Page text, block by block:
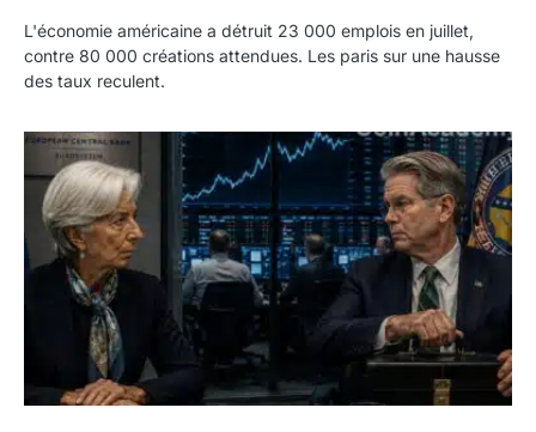
L'économie américaine a détruit 23 000 emplois en juillet,
contre 80 000 créations attendues. Les paris sur une hausse
des taux reculent.
Yen : Washington a vendu des euros sans prévenir la